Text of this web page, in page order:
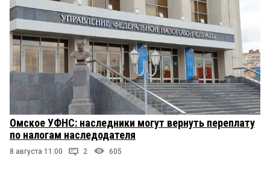
Омское УФНС: наследники могут вернуть переплату
по налогам наследодателя
8 августа 11:00 2 605